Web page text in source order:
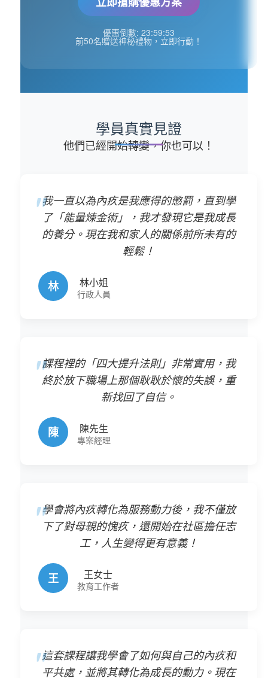
優惠倒數: 23:59:52
前50名贈送神秘禮物，立即行動！
學員真實見證
他們已經開始轉變，你也可以！
我一直以為內疚是我應得的懲罰，直到學
了「能量煉金術」，我才發現它是我成長
的養分。現在我和家人的關係前所未有的
輕鬆！
林 林小姐
行政人員
課程裡的「四大提升法則」非常實用，我
終於放下職場上那個耿耿於懷的失誤，重
新找回了自信。
陳 陳先生
專案經理
學會將內疚轉化為服務動力後，我不僅放
下了對母親的愧疚，還開始在社區擔任志
工，人生變得更有意義！
王 王女士
教育工作者
這套課程讓我學會了如何與自己的內疚和
平共處，並將其轉化為成長的動力。現在